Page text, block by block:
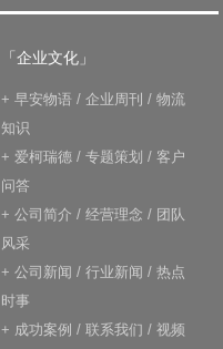
「企业文化」
+ 早安物语 / 企业周刊 / 物流
知识
+ 爱柯瑞德 / 专题策划 / 客户
问答
+ 公司简介 / 经营理念 / 团队
风采
+ 公司新闻 / 行业新闻 / 热点
时事
+ 成功案例 / 联系我们 / 视频